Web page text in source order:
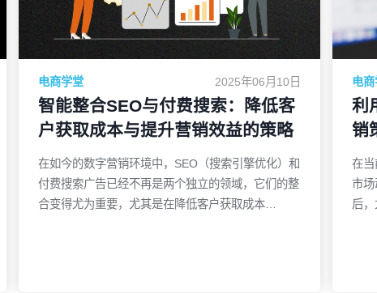
人员能够更清楚地理解活动的内容，进而提升协作效
率。例如，广告策划团队和数据分析团队可能在同一
活动中工作，如果没有一致的命名规则，他们可能会
误解或重复工作。通过规范化命名，可以减少这种误
解，确保每个人都能快速理解并定位到具体的广告或
数据点。2. 优化数据追踪与分析在营销活动中，准
确的数据追踪是实现有效决策的关键。而不规范的命
名方式可能导致数据分析时出现混乱，尤其是在跨平
台
中
的
过
时
析
消费
在
解
营
2025年06月10日
电商学堂
智能整合SEO与付费搜索：降低客
户获取成本与提升营销效益的策略
在如今的数字营销环境中，SEO（搜索引擎优化）和
付费搜索广告已经不再是两个独立的领域，它们的整
合变得尤为重要，尤其是在降低客户获取成本
电
利
销
在当
市场
后